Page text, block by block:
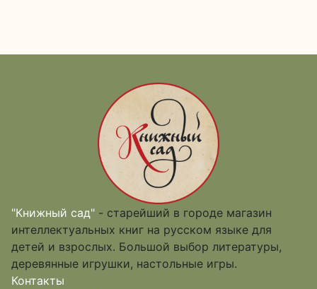
"Книжный сад" - старейший в городе магазин
интеллектуальных книг на русском языке для
детей и взрослых. Большой выбор литературы,
деревянные игрушки, настольные игры.
Контакты